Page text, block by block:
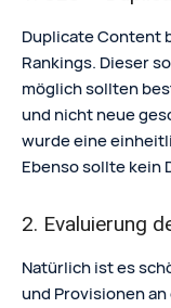
Duplicate Content
Rankings. Dieser
möglich sollten
und nicht neue
wurde eine
Ebenso sollte kein
2. Evaluierung
Natürlich ist es
und Provisionen